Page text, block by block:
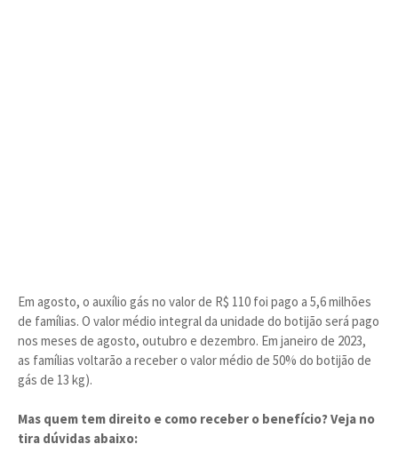
Em agosto, o auxílio gás no valor de R$ 110 foi pago a 5,6 milhões
de famílias. O valor médio integral da unidade do botijão será pago
nos meses de agosto, outubro e dezembro. Em janeiro de 2023,
as famílias voltarão a receber o valor médio de 50% do botijão de
gás de 13 kg).
Mas quem tem direito e como receber o benefício? Veja no
tira dúvidas abaixo: